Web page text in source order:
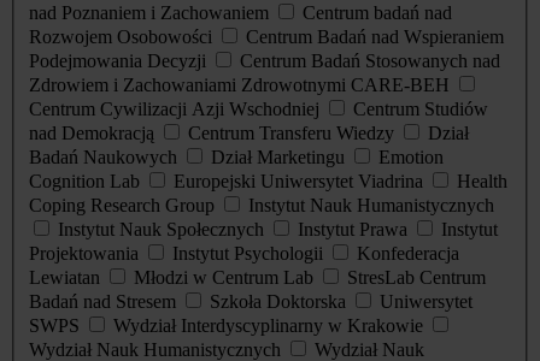
nad Poznaniem i Zachowaniem
Centrum badań nad
Rozwojem Osobowości
Centrum Badań nad Wspieraniem
Podejmowania Decyzji
Centrum Badań Stosowanych nad
Zdrowiem i Zachowaniami Zdrowotnymi CARE-BEH
Centrum Cywilizacji Azji Wschodniej
Centrum Studiów
nad Demokracją
Centrum Transferu Wiedzy
Dział
Badań Naukowych
Dział Marketingu
Emotion
Cognition Lab
Europejski Uniwersytet Viadrina
Health
Coping Research Group
Instytut Nauk Humanistycznych
Instytut Nauk Społecznych
Instytut Prawa
Instytut
Projektowania
Instytut Psychologii
Konfederacja
Lewiatan
Młodzi w Centrum Lab
StresLab Centrum
Badań nad Stresem
Szkoła Doktorska
Uniwersytet
SWPS
Wydział Interdyscyplinarny w Krakowie
Wydział Nauk Humanistycznych
Wydział Nauk